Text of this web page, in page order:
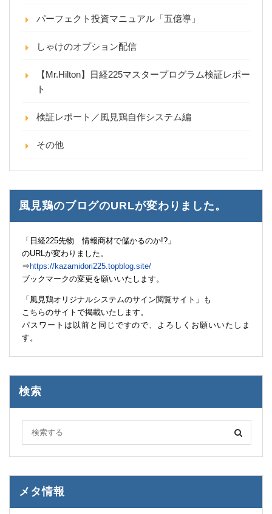
パーフェクト投資マニュアル「五億導」
しゃけのオプション配信
【Mr.Hilton】日経225マスタープログラム検証レポー
ト
検証レポート／風見鶏自作システム編
その他
風見鶏のブログのURLが変わりました。
「日経225先物 情報商材で儲かるのか!?」
のURLが変わりました。
⇒ https://kazamidori225.topblog.site/
ブックマークの変更を願いいたします。
「風見鶏オリジナルシステムのサイン閲覧サイト」も
こちらのサイトで掲載いたします。
パスワートは以前と同じですので、よろしくお願いいたしま
す。
検索
メタ情報